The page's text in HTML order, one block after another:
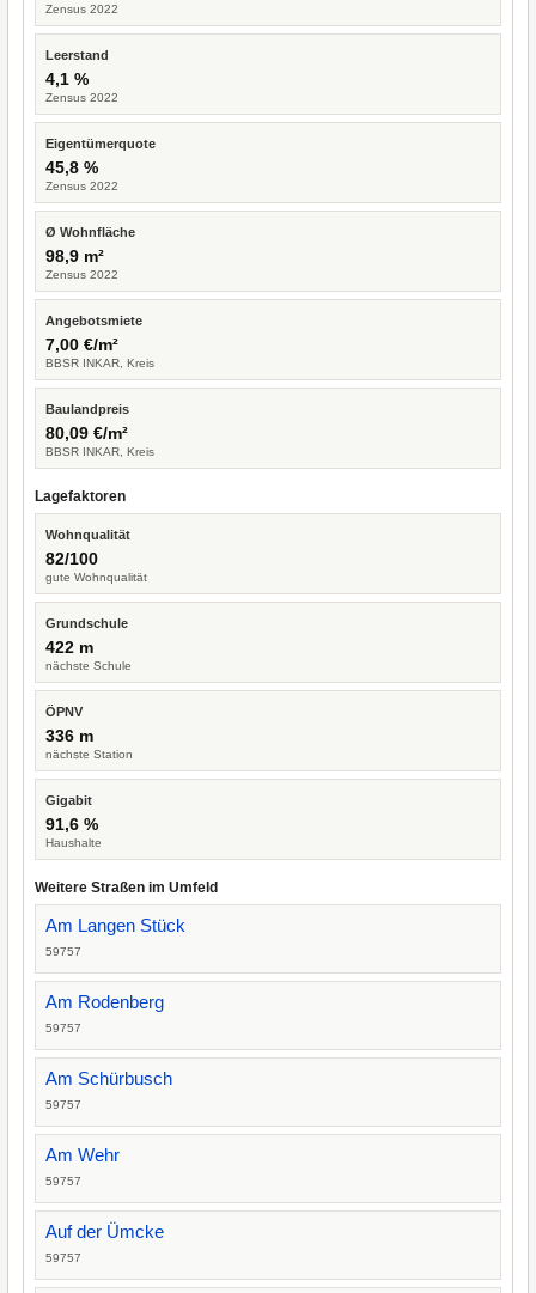
Zensus 2022
Leerstand
4,1 %
Zensus 2022
Eigentümerquote
45,8 %
Zensus 2022
Ø Wohnfläche
98,9 m²
Zensus 2022
Angebotsmiete
7,00 €/m²
BBSR INKAR, Kreis
Baulandpreis
80,09 €/m²
BBSR INKAR, Kreis
Lagefaktoren
Wohnqualität
82/100
gute Wohnqualität
Grundschule
422 m
nächste Schule
ÖPNV
336 m
nächste Station
Gigabit
91,6 %
Haushalte
Weitere Straßen im Umfeld
Am Langen Stück
59757
Am Rodenberg
59757
Am Schürbusch
59757
Am Wehr
59757
Auf der Ümcke
59757